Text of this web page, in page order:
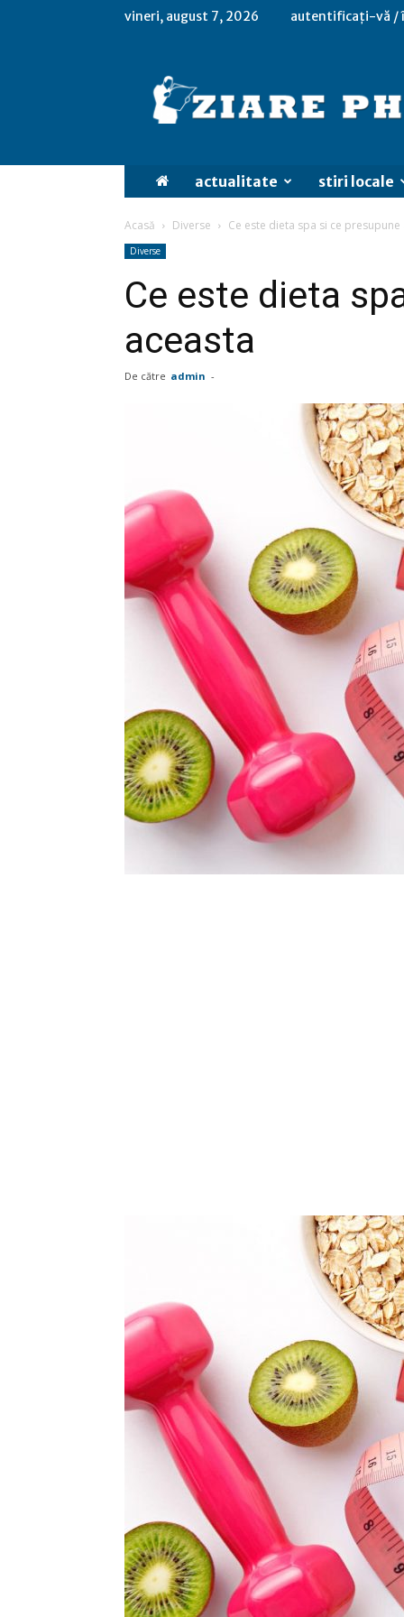
vineri, august 7, 2026 autentificați-vă /
actualitate stiri locale
Acasă Diverse Ce este dieta spa si ce presupune
Diverse
Ce este dieta
aceasta
De către admin -